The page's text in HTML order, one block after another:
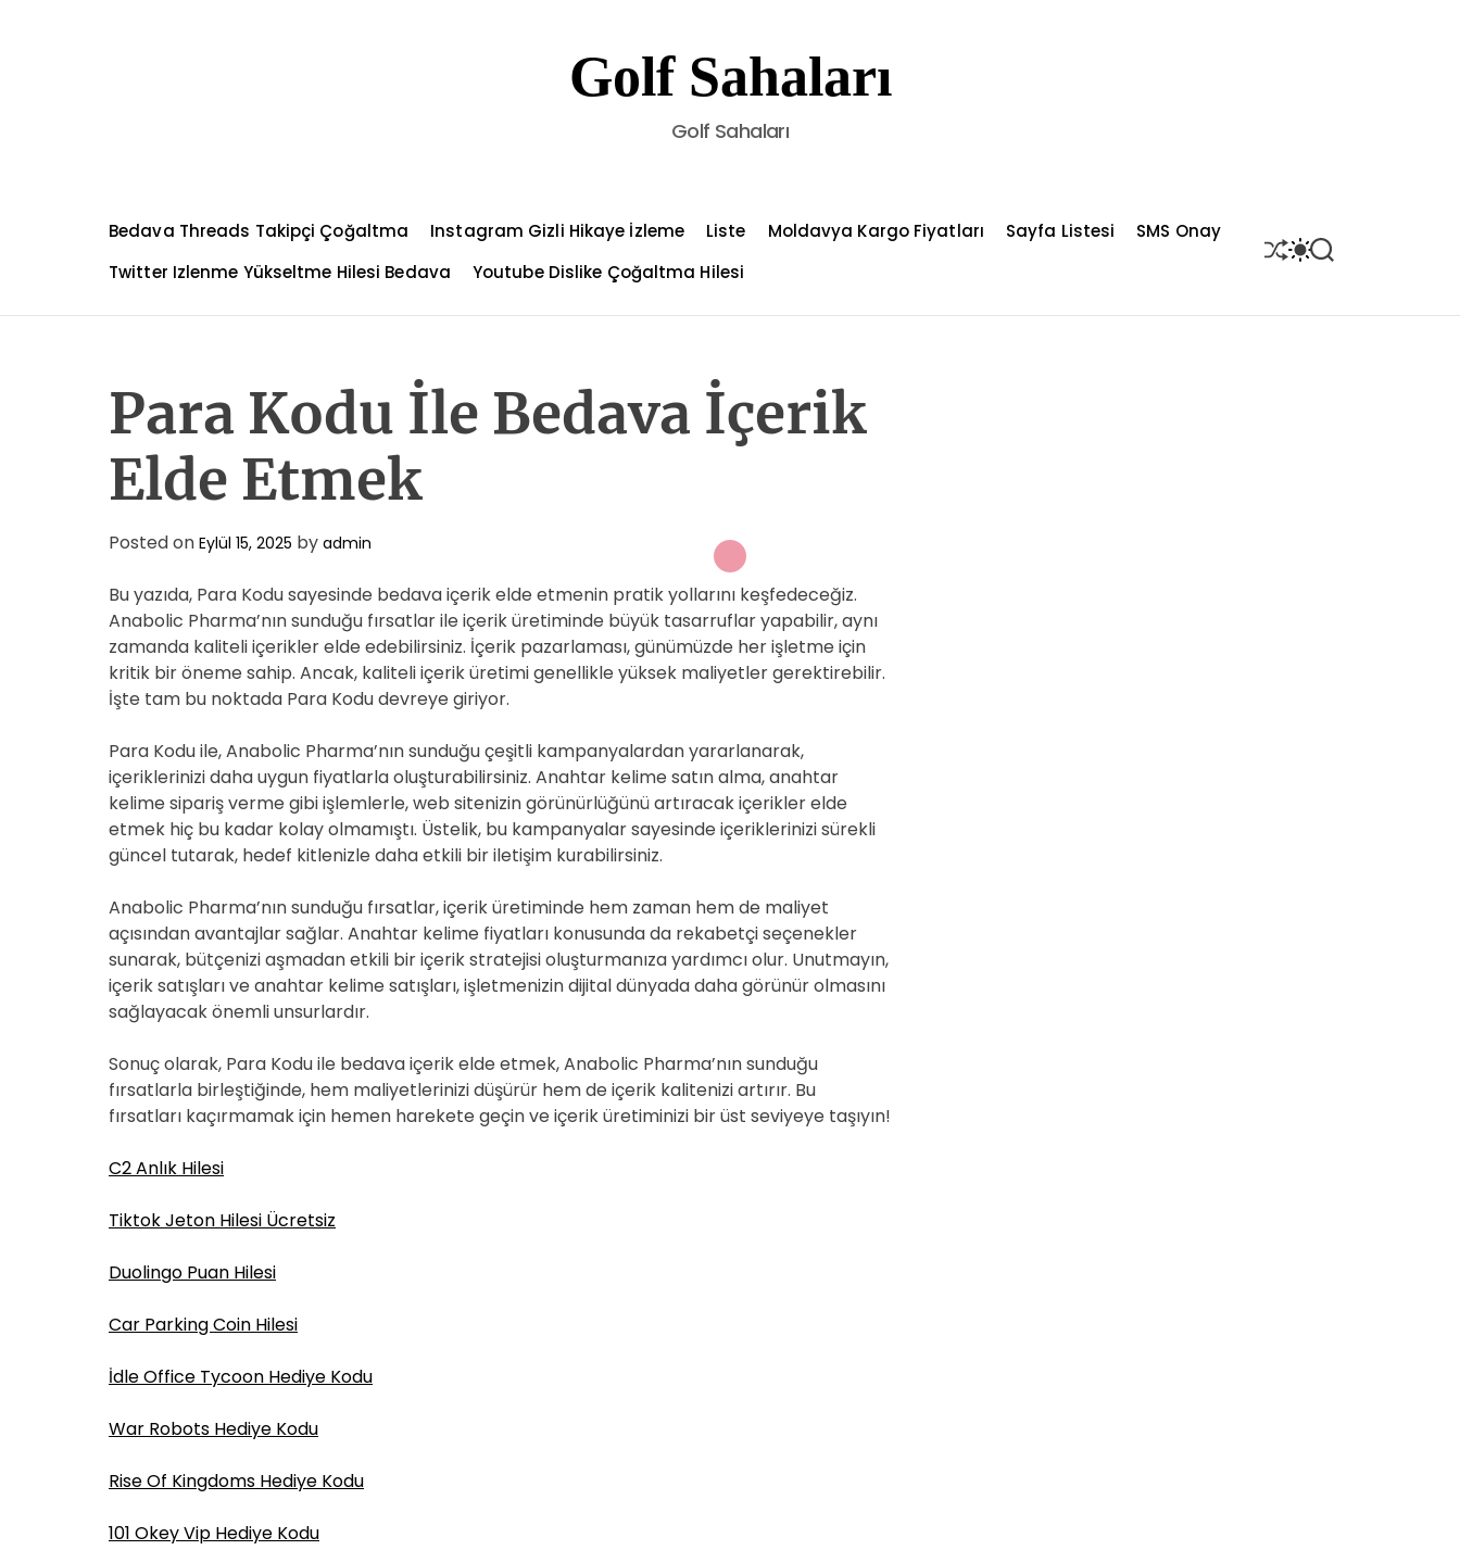
t
Golf Sahaları
Golf Sahaları
Bedava Threads Takipçi Çoğaltma Instagram Gizli Hikaye İzleme Liste Moldavya Kargo Fiyatları Sayfa Listesi
SMS Onay
Twitter Izlenme Yükseltme Hilesi Bedava
Youtube Dislike Çoğaltma Hilesi
S
H
S
W
S
E
Para Kodu İle Bedava İçerik
Elde Etmek
Posted on Eylül 15, 2025 by admin
Bu yazıda, Para Kodu sayesinde bedava içerik elde etmenin pratik yollarını keşfedeceğiz.
Anabolic Pharma’nın sunduğu fırsatlar ile içerik üretiminde büyük tasarruflar yapabilir, aynı
zamanda kaliteli içerikler elde edebilirsiniz. İçerik pazarlaması, günümüzde her işletme için
kritik bir öneme sahip. Ancak, kaliteli içerik üretimi genellikle yüksek maliyetler gerektirebilir.
İşte tam bu noktada Para Kodu devreye giriyor.
Para Kodu ile, Anabolic Pharma’nın sunduğu çeşitli kampanyalardan yararlanarak,
içeriklerinizi daha uygun fiyatlarla oluşturabilirsiniz. Anahtar kelime satın alma, anahtar
kelime sipariş verme gibi işlemlerle, web sitenizin görünürlüğünü artıracak içerikler elde
etmek hiç bu kadar kolay olmamıştı. Üstelik, bu kampanyalar sayesinde içeriklerinizi sürekli
güncel tutarak, hedef kitlenizle daha etkili bir iletişim kurabilirsiniz.
Anabolic Pharma’nın sunduğu fırsatlar, içerik üretiminde hem zaman hem de maliyet
açısından avantajlar sağlar. Anahtar kelime fiyatları konusunda da rekabetçi seçenekler
sunarak, bütçenizi aşmadan etkili bir içerik stratejisi oluşturmanıza yardımcı olur. Unutmayın,
içerik satışları ve anahtar kelime satışları, işletmenizin dijital dünyada daha görünür olmasını
sağlayacak önemli unsurlardır.
Sonuç olarak, Para Kodu ile bedava içerik elde etmek, Anabolic Pharma’nın sunduğu
fırsatlarla birleştiğinde, hem maliyetlerinizi düşürür hem de içerik kalitenizi artırır. Bu
fırsatları kaçırmamak için hemen harekete geçin ve içerik üretiminizi bir üst seviyeye taşıyın!
C2 Anlık Hilesi
Tiktok Jeton Hilesi Ücretsiz
Duolingo Puan Hilesi
Car Parking Coin Hilesi
İdle Office Tycoon Hediye Kodu
War Robots Hediye Kodu
Rise Of Kingdoms Hediye Kodu
101 Okey Vip Hediye Kodu